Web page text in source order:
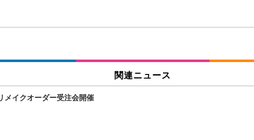
テレワーク チェア 強化バックレスト 30度ロッキング機能 人間工学 椅子 腰サポート
/事務用 おしゃれ パソコンチェア (ホワイト)
ター フルHD（1920×1080）VA 非光沢 HDMI/DisplayPort/VGA スピーカー内蔵 高
限定】 Smart Basic アイリスオーヤマ ペットシーツ 超厚型 お徳用 ワイド 100枚
関連ニュース
メイクオーダー受注会開催